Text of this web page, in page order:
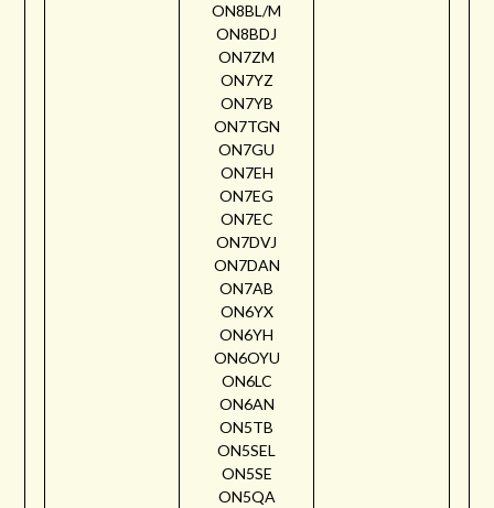
ON8BL/M
ON8BDJ
ON7ZM
ON7YZ
ON7YB
ON7TGN
ON7GU
ON7EH
ON7EG
ON7EC
ON7DVJ
ON7DAN
ON7AB
ON6YX
ON6YH
ON6OYU
ON6LC
ON6AN
ON5TB
ON5SEL
ON5SE
ON5QA